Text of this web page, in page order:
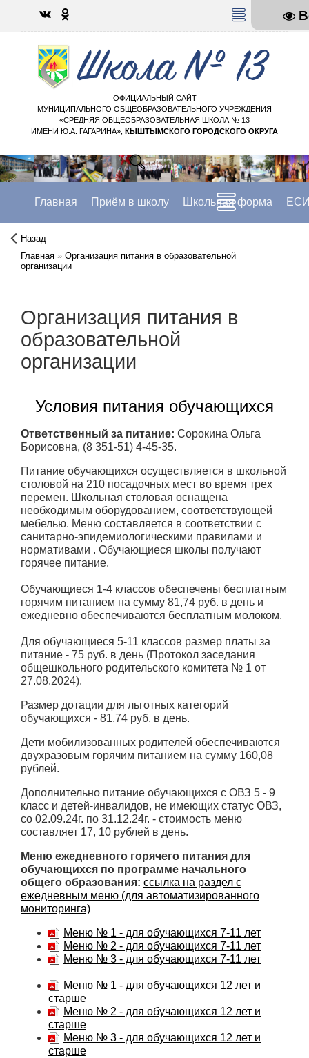
МЕНЮ
ОФИЦИАЛЬНЫЙ САЙТ
МУНИЦИПАЛЬНОГО ОБЩЕОБРАЗОВАТЕЛЬНОГО УЧРЕЖДЕНИЯ
«СРЕДНЯЯ ОБЩЕОБРАЗОВАТЕЛЬНАЯ ШКОЛА № 13
ИМЕНИ Ю.А. ГАГАРИНА», КЫШТЫМСКОГО ГОРОДСКОГО ОКРУГА
Главная Приём в школу Школьная форма
Назад
Главная » Организация питания в образовательной
организации
Организация питания в
образовательной
организации
Условия питания обучающихся
Ответственный за питание: Сорокина Ольга
Борисовна, (8 351-51) 4-45-35.
Питание обучающихся осуществляется в школьной
столовой на 210 посадочных мест во время трех
перемен. Школьная столовая оснащена
необходимым оборудованием, соответствующей
мебелью. Меню составляется в соответствии с
санитарно-эпидемиологическими правилами и
нормативами . Обучающиеся школы получают
горячее питание.
Обучающиеся 1-4 классов обеспечены бесплатным
горячим питанием на сумму 81,74 руб. в день и
ежедневно обеспечиваются бесплатным молоком.
Для обучающиеся 5-11 классов размер платы за
питание - 75 руб. в день (Протокол заседания
общешкольного родительского комитета № 1 от
27.08.2024).
Размер дотации для льготных категорий
обучающихся - 81,74 руб. в день.
Дети мобилизованных родителей обеспечиваются
двухразовым горячим питанием на сумму 160,08
рублей.
Дополнительно питание обучающихся с ОВЗ 5 - 9
класс и детей-инвалидов, не имеющих статус ОВЗ,
со 02.09.24г. по 31.12.24г. - стоимость меню
составляет 17, 10 рублей в день.
Меню ежедневного горячего питания для
обучающихся по программе начального
общего образования: ссылка на раздел с
ежедневным меню (для автоматизированного
мониторинга)
Меню № 1 - для обучающихся 7-11 лет
Меню № 2 - для обучающихся 7-11 лет
Меню № 3 - для обучающихся 7-11 лет
Меню № 1 - для обучающихся 12 лет и
старше
Меню № 2 - для обучающихся 12 лет и
старше
Меню № 3 - для обучающихся 12 лет и
старше